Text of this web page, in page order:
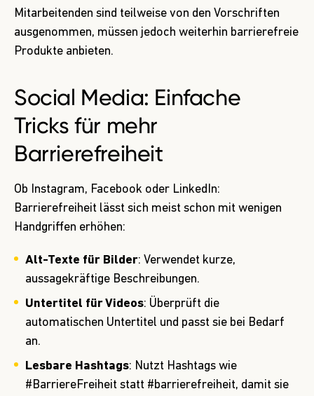
Mitarbeitenden sind teilweise von den Vorschriften
ausgenommen, müssen jedoch weiterhin barrierefreie
Produkte anbieten.
Social Media: Einfache
Tricks für mehr
Barrierefreiheit
Ob Instagram, Facebook oder LinkedIn:
Barrierefreiheit lässt sich meist schon mit wenigen
Handgriffen erhöhen:
Alt-Texte für Bilder: Verwendet kurze,
aussagekräftige Beschreibungen.
Untertitel für Videos: Überprüft die
automatischen Untertitel und passt sie bei Bedarf
an.
Lesbare Hashtags: Nutzt Hashtags wie
#BarriereFreiheit statt #barrierefreiheit, damit sie